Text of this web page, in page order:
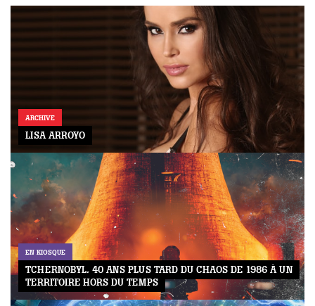
ARCHIVE
LISA ARROYO
EN KIOSQUE
TCHERNOBYL, 40 ANS PLUS TARD DU CHAOS DE 1986 À UN
TERRITOIRE HORS DU TEMPS